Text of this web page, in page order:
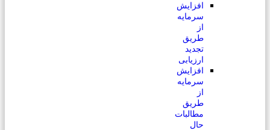
افزایش
سرمایه
از
طریق
تجدید
ارزیابی
افزایش
سرمایه
از
طریق
مطالبات
حال